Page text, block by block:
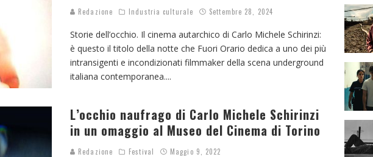
Redazione Industria culturale Settembre 28, 2024
Storie dell’occhio. Il cinema autarchico di Carlo Michele Schirinzi:
è questo il titolo della notte che Fuori Orario dedica a uno dei più
intransigenti e incondizionati filmmaker della scena underground
italiana contemporanea....
L’occhio naufrago di Carlo Michele Schirinzi
in un omaggio al Museo del Cinema di Torino
Redazione Festival Maggio 9, 2022